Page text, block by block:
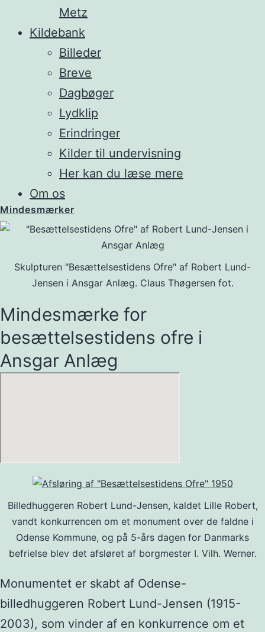
Metz
Kildebank
Billeder
Breve
Dagbøger
Lydklip
Erindringer
Kilder til undervisning
Her kan du læse mere
Om os
Mindesmærker
Skulpturen "Besættelsestidens Ofre" af Robert Lund-
Jensen i Ansgar Anlæg. Claus Thøgersen fot.
Mindesmærke for
besættelsestidens ofre i
Ansgar Anlæg
Billedhuggeren Robert Lund-Jensen, kaldet Lille Robert,
vandt konkurrencen om et monument over de faldne i
Odense Kommune, og på 5-års dagen for Danmarks
befrielse blev det afsløret af borgmester I. Vilh. Werner.
Monumentet er skabt af Odense-
billedhuggeren Robert Lund-Jensen (1915-
2003), som vinder af en konkurrence om et